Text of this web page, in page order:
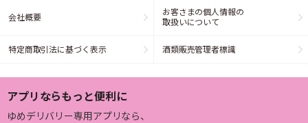
会社概要
お客さまの個人情報の
取扱いについて
特定商取引法に基づく表示 酒類販売管理者標識
アプリならもっと便利に
ゆめデリバリー専用アプリなら、